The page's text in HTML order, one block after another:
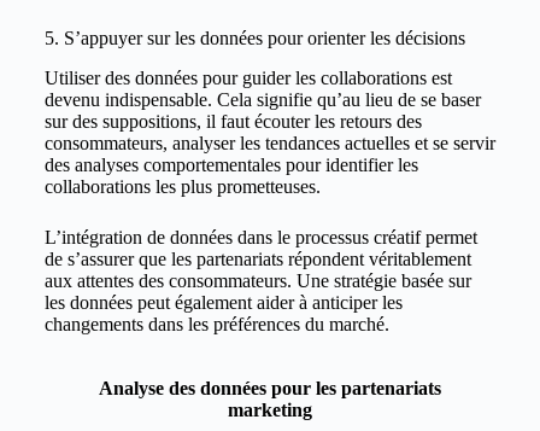
5. S’appuyer sur les données pour orienter les décisions
Utiliser des données pour guider les collaborations est
devenu indispensable. Cela signifie qu’au lieu de se baser
sur des suppositions, il faut écouter les retours des
consommateurs, analyser les tendances actuelles et se servir
des analyses comportementales pour identifier les
collaborations les plus prometteuses.
L’intégration de données dans le processus créatif permet
de s’assurer que les partenariats répondent véritablement
aux attentes des consommateurs. Une stratégie basée sur
les données peut également aider à anticiper les
changements dans les préférences du marché.
Analyse des données pour les partenariats
marketing